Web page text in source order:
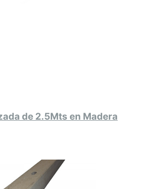
de 2.5Mts en Madera